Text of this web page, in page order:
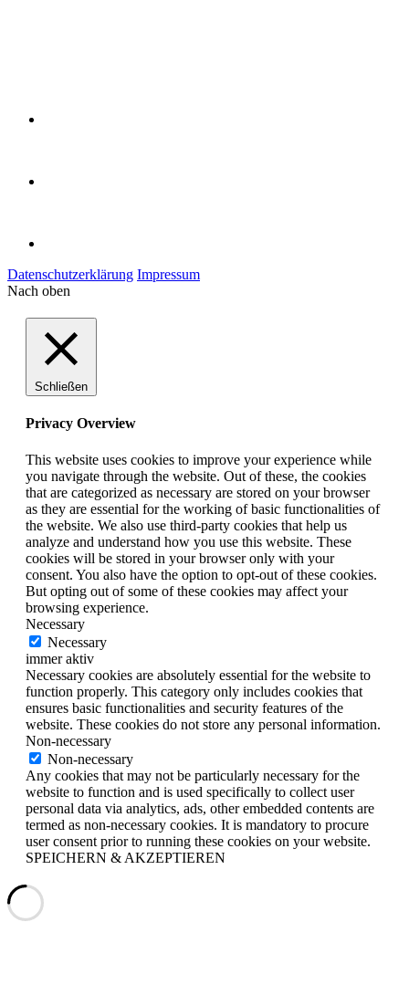
Datenschutzerklärung Impressum
Nach oben
Schließen
Privacy Overview
This website uses cookies to improve your experience while
you navigate through the website. Out of these, the cookies
that are categorized as necessary are stored on your browser
as they are essential for the working of basic functionalities of
the website. We also use third-party cookies that help us
analyze and understand how you use this website. These
cookies will be stored in your browser only with your
consent. You also have the option to opt-out of these cookies.
But opting out of some of these cookies may affect your
browsing experience.
Necessary
Necessary
immer aktiv
Necessary cookies are absolutely essential for the website to
function properly. This category only includes cookies that
ensures basic functionalities and security features of the
website. These cookies do not store any personal information.
Non-necessary
Non-necessary
Any cookies that may not be particularly necessary for the
website to function and is used specifically to collect user
personal data via analytics, ads, other embedded contents are
termed as non-necessary cookies. It is mandatory to procure
user consent prior to running these cookies on your website.
SPEICHERN & AKZEPTIEREN